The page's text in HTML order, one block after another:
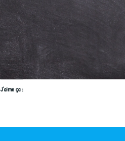
J’aime ça :